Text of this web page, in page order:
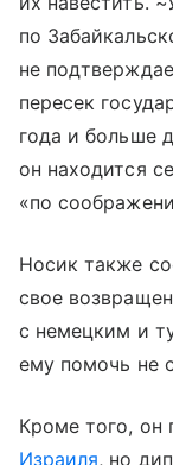
по
не
пересек
года и больше
он находится
«по
Носик также
свое
с немецким и
ему помочь не
Кроме того, он
Израиля, но